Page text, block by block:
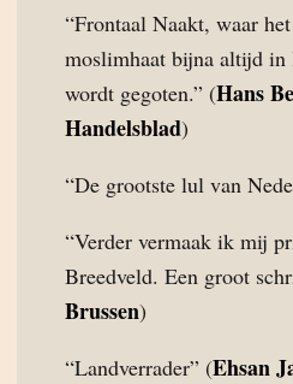
“Frontaal Naakt, waar
moslimhaat bijna altijd
wordt gegoten.” (Hans
Handelsblad)
“De grootste lul van
“Verder vermaak ik mij
Breedveld. Een groot
Brussen)
“Landverrader” (Ehsan